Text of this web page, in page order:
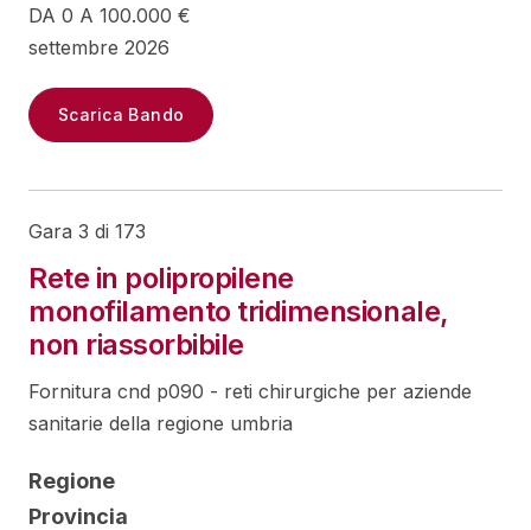
DA 0 A 100.000 €
settembre 2026
Scarica Bando
Gara 3 di 173
Rete in polipropilene
monofilamento tridimensionale,
non riassorbibile
Fornitura cnd p090 - reti chirurgiche per aziende
sanitarie della regione umbria
Regione
Provincia